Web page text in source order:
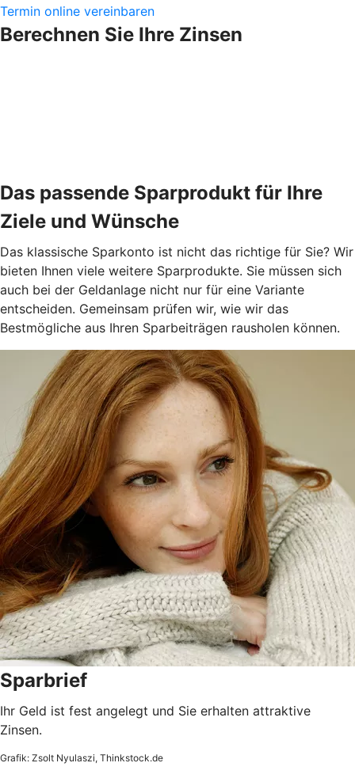
Termin online vereinbaren
Berechnen Sie Ihre Zinsen
Das passende Sparprodukt für Ihre
Ziele und Wünsche
Das klassische Sparkonto ist nicht das richtige für Sie? Wir
bieten Ihnen viele weitere Sparprodukte. Sie müssen sich
auch bei der Geldanlage nicht nur für eine Variante
entscheiden. Gemeinsam prüfen wir, wie wir das
Bestmögliche aus Ihren Sparbeiträgen rausholen können.
Sparbrief
Ihr Geld ist fest angelegt und Sie erhalten attraktive
Zinsen.
Grafik: Zsolt Nyulaszi, Thinkstock.de